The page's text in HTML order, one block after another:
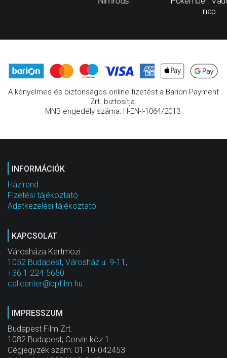
nap
A kényelmes és biztonságos online fizetést a Barion Payment
Zrt. biztosítja.
MNB engedély száma: H-EN-I-1064/2013.
INFORMÁCIÓK
Házirend
Fizetési tájékoztató
Adatkezelési tájékoztató
KAPCSOLAT
Városháza Kertmozi
1052 Budapest, Városház u. 9-11,
+36 1 224-5650
callcenter@bpfilm.hu
IMPRESSZUM
Budapest Film Zrt.
1082 Budapest, Corvin köz 1.
Cégjegyzék szám: 01-10-042453